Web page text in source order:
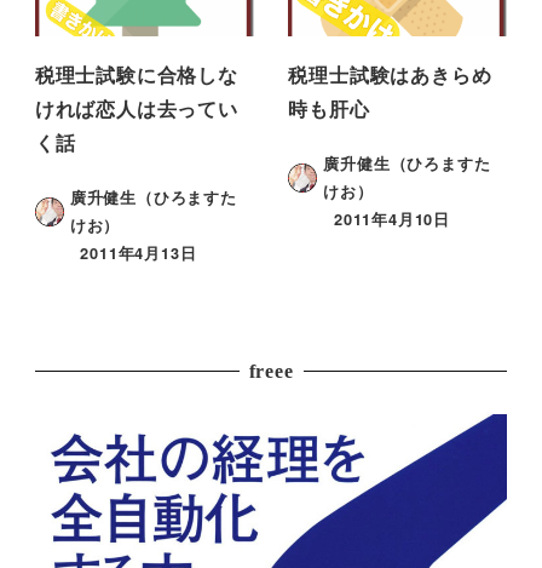
税理士試験に合格しな
ければ恋人は去ってい
く話
廣升健生（ひろますた
けお）
2011年4月13日
税理士試験はあきらめ
時も肝心
廣升健生（ひろますた
けお）
2011年4月10日
freee